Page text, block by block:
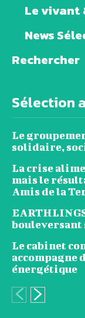
Le vivant
News
Rechercher
Sélection
Le
solidaire,
La crise
mais le
Amis de la
bouleversant
Le cabinet
accompagne
énergétique